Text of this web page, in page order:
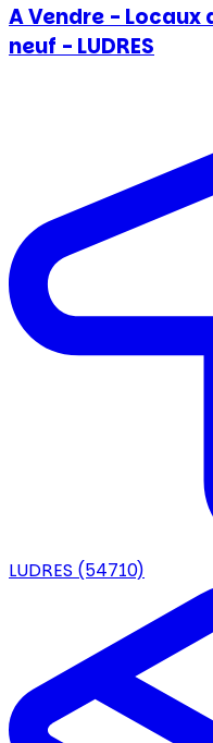
A Vendre -
neuf - LUDRES
LUDRES (54710)